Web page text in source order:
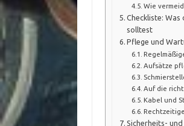
Wie
Checkliste:
solltest
Pflege und
Aufsätze
Auf die
Kabel und
Sicherheits-